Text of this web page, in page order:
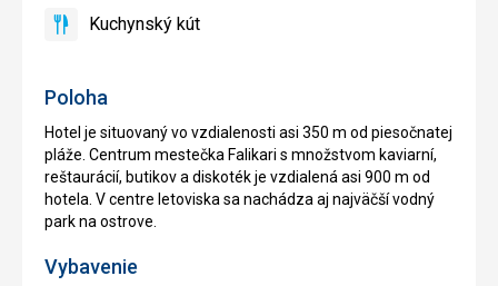
Poloha
Hotel je situovaný vo vzdialenosti asi 350 m od piesočnatej
pláže. Centrum mestečka Falikari s množstvom kaviarní,
reštaurácií, butikov a diskoték je vzdialená asi 900 m od
hotela. V centre letoviska sa nachádza aj najväčší vodný
park na ostrove.
Vybavenie
Kuchynský
Kuchynský kút
áno